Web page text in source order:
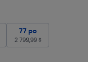
1 799,99$
77 po
77 po
2 799,99$